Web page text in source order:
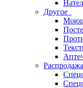
Другое
Распродажа